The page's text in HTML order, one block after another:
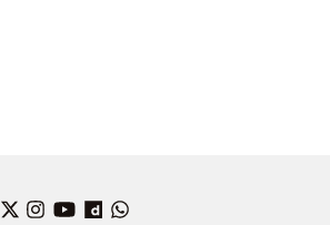
Facebook
Twitter
Instagram
YouTube
Dailymotion